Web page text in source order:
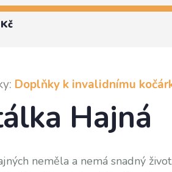
Doplňky k invalidnímu
Hajná
neměla a nemá snadný